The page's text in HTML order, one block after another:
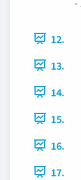
12.
13.
14.
15.
16.
17.